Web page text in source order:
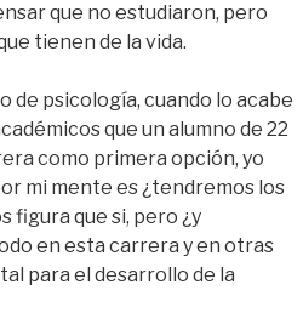
que no estudiaron, pero
tienen de la vida.
de psicología, cuando lo acabe
que un alumno de 22
como primera opción, yo
mi mente es ¿tendremos los
figura que si, pero ¿y
en esta carrera y en otras
para el desarrollo de la